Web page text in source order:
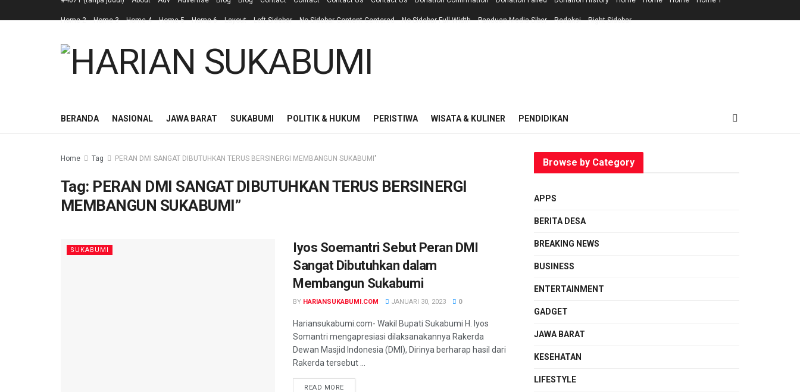
Home 2 Home 3 Home 4 Home 5 Home 6 Layout Left Sidebar No Sidebar Content Centered No Sidebar Full Width Panduan Media Siber Redaksi Right Sidebar
BERANDA NASIONAL JAWA BARAT SUKABUMI POLITIK & HUKUM PERISTIWA WISATA & KULINER PENDIDIKAN
Home Tag PERAN DMI SANGAT DIBUTUHKAN TERUS BERSINERGI MEMBANGUN SUKABUMI"
Tag: PERAN DMI SANGAT DIBUTUHKAN TERUS BERSINERGI
MEMBANGUN SUKABUMI”
SUKABUMI
Iyos Soemantri Sebut Peran DMI
Sangat Dibutuhkan dalam
Membangun Sukabumi
BY HARIANSUKABUMI.COM JANUARI 30, 2023 0
Hariansukabumi.com- Wakil Bupati Sukabumi H. Iyos
Somantri mengapresiasi dilaksanakannya Rakerda
Dewan Masjid Indonesia (DMI), Dirinya berharap hasil dari
Rakerda tersebut ...
READ MORE
Browse by Category
APPS
BERITA DESA
BREAKING NEWS
BUSINESS
ENTERTAINMENT
GADGET
JAWA BARAT
KESEHATAN
LIFESTYLE